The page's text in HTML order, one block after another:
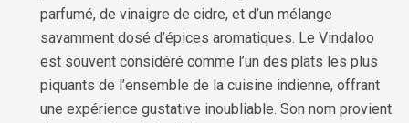
parfumé, de vinaigre de cidre, et d’un mélange
savamment dosé d’épices aromatiques. Le Vindaloo
est souvent considéré comme l’un des plats les plus
piquants de l’ensemble de la cuisine indienne, offrant
une expérience gustative inoubliable. Son nom provient